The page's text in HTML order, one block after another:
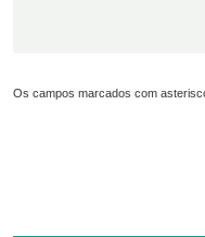
Os campos marcados com